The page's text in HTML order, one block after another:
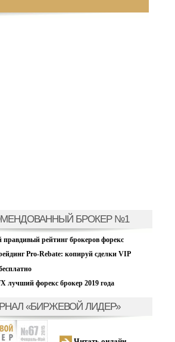
БРОКЕР №1
рейтинг брокеров форекс
Pro-Rebate: копируй сделки VIP
лучший форекс брокер 2019 года
«БИРЖЕВОЙ ЛИДЕР»